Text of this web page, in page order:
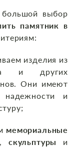
выбор
памятник в
изделия из
и других
Они имеют
надежности и
мемориальные
, скульптуры
и